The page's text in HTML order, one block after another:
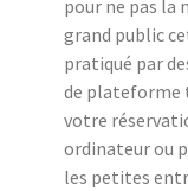
pour ne pas
grand public
pratiqué par
de plateforme
votre
ordinateur ou
les petites